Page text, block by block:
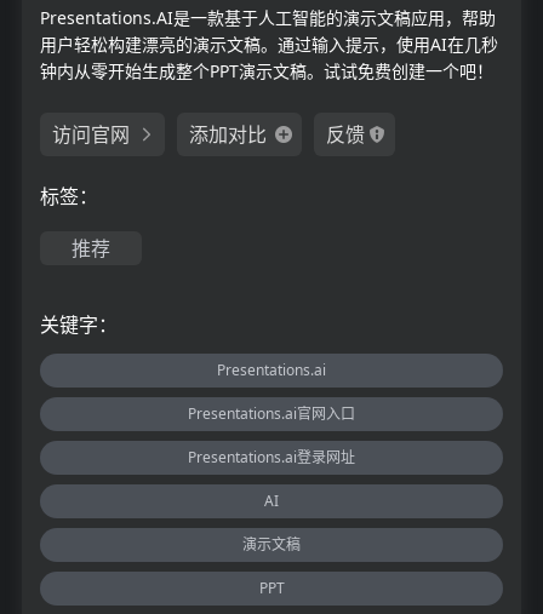
Presentations.AI是一款基于人工智能的演示文稿应用，帮助
用户轻松构建漂亮的演示文稿。通过输入提示，使用AI在几秒
钟内从零开始生成整个PPT演示文稿。试试免费创建一个吧！
访问官网 添加对比 反馈
标签：
推荐
关键字：
Presentations.ai
Presentations.ai官网入口
Presentations.ai登录网址
AI
演示文稿
PPT